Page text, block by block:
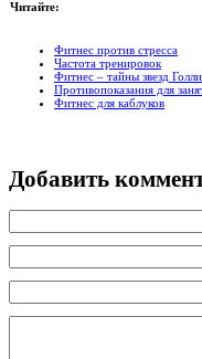
Читайте:
Фитнес против стресса
Частота тренировок
Фитнес – тайны звезд
Противопоказания для
Фитнес для каблуков
Добавить